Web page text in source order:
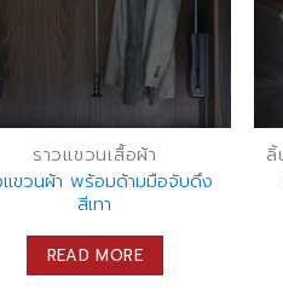
ราวแขวนเสื้อผ้า
แขวนผ้า พร้อมด้ามมือจับดึง
สีเทา
READ MORE